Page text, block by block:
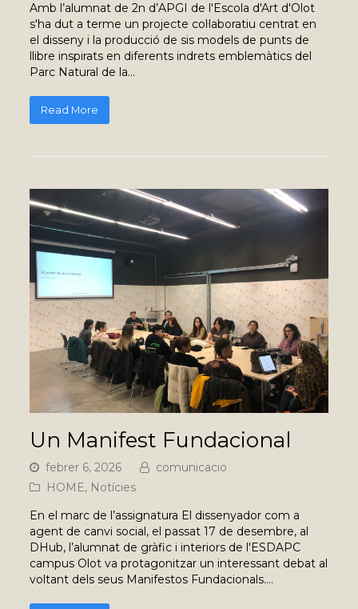
Amb l’alumnat de 2n d’APGI de l'Escola d'Art d'Olot
s'ha dut a terme un projecte col·laboratiu centrat en
el disseny i la producció de sis models de punts de
llibre inspirats en diferents indrets emblemàtics del
Parc Natural de la…
Read More
Un Manifest Fundacional
febrer 6, 2026
comunicacio
HOME, Notícies
En el marc de l’assignatura El dissenyador com a
agent de canvi social, el passat 17 de desembre, al
DHub, l’alumnat de gràfic i interiors de l'ESDAPC
campus Olot va protagonitzar un interessant debat al
voltant dels seus Manifestos Fundacionals.…